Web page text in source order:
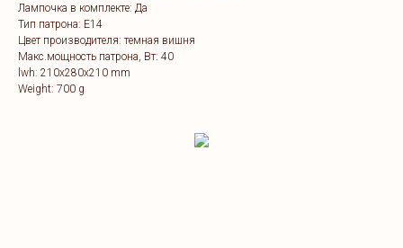
Лампочка в комплекте: Да
Тип патрона: E14
Цвет производителя: темная вишня
Макс.мощность патрона, Вт: 40
lwh: 210x280x210 mm
Weight: 700 g